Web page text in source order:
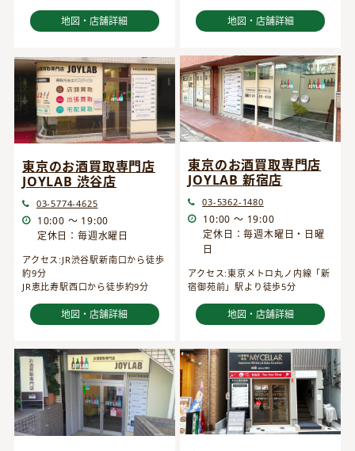
地図・店舗詳細 地図・店舗詳細
東京のお酒買取専門店
JOYLAB 渋谷店
03-5774-4625
10:00 ～ 19:00
定休日：毎週水曜日
アクセス:JR渋谷駅新南口から徒歩
約9分
JR恵比寿駅西口から徒歩約9分
地図・店舗詳細
東京のお酒買取専門店
JOYLAB 新宿店
03-5362-1480
10:00 ～ 19:00
定休日：毎週木曜日・日曜
日
アクセス:東京メトロ丸ノ内線「新
宿御苑前」駅より徒歩5分
地図・店舗詳細